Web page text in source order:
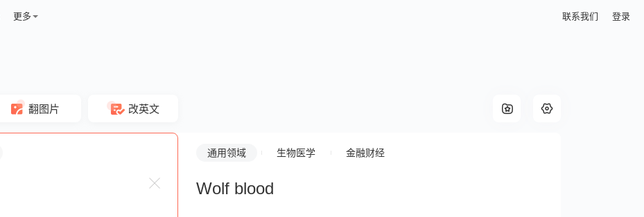
更多 联系我们 登录
翻图片 改英文
通用领域 生物医学 金融财经
Wolf blood